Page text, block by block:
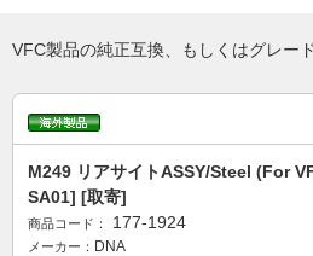
VFC製品の純正互換、もしくはグレー
M249 リアサイトASSY/Steel (For
SA01] [取寄]
商品コード： 177-1924
メーカー： DNA